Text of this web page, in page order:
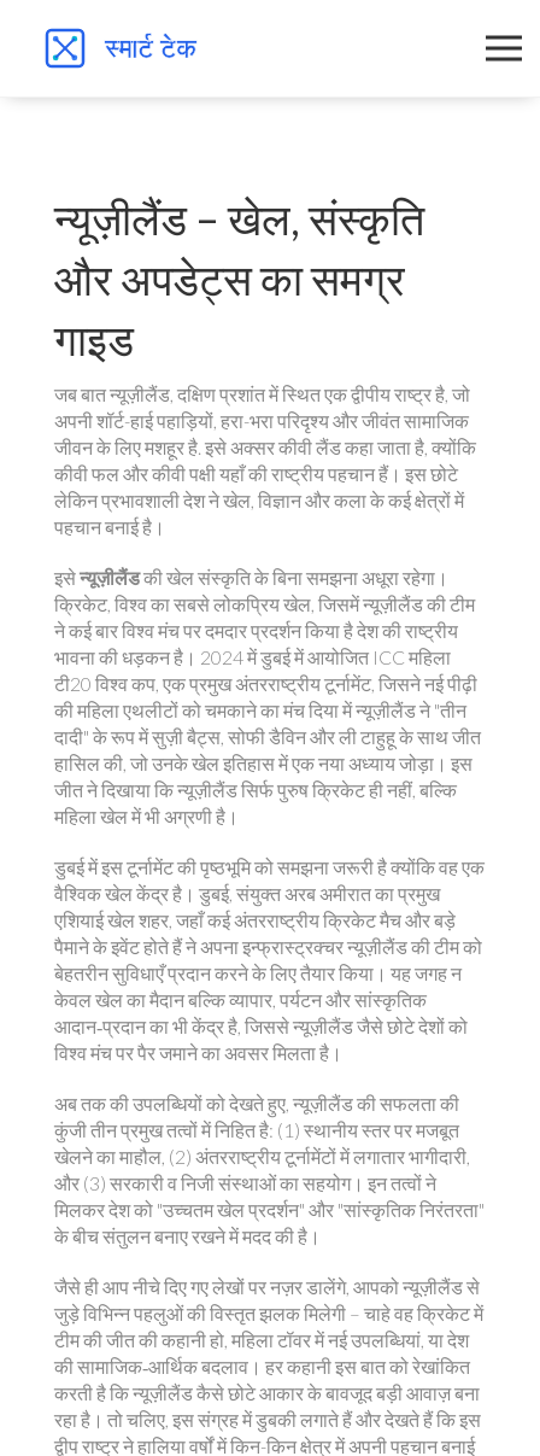
न्यूज़ीलैंड – खेल, संस्कृति
और अपडेट्स का समग्र
गाइड
जब बातन्यूज़ीलैंड, दक्षिण प्रशांत में स्थित एक द्वीपीय राष्ट्र है, जो
अपनी शॉर्ट-हाई पहाड़ियों, हरा-भरा परिदृश्य और जीवंत सामाजिक
जीवन के लिए मशहूर है. इसे अक्सरकीवी लैंडकहा जाता है, क्योंकि
कीवी फल और कीवी पक्षी यहाँ की राष्ट्रीय पहचान हैं। इस छोटे
लेकिन प्रभावशाली देश ने खेल, विज्ञान और कला के कई क्षेत्रों में
पहचान बनाई है।
इसेन्यूज़ीलैंडकी खेल संस्कृति के बिना समझना अधूरा रहेगा।
क्रिकेट, विश्व का सबसे लोकप्रिय खेल, जिसमें न्यूज़ीलैंड की टीम
ने कई बार विश्व मंच पर दमदार प्रदर्शन किया हैदेश की राष्ट्रीय
भावना की धड़कन है। 2024 में डुबई में आयोजित ICC महिला
टी20 विश्व कप, एक प्रमुख अंतरराष्ट्रीय टूर्नामेंट, जिसने नई पीढ़ी
की महिला एथलीटों को चमकाने का मंच दियामें न्यूज़ीलैंड ने "तीन
दादी" के रूप में सुज़ी बैट्स, सोफी डैविन और ली टाहुहू के साथ जीत
हासिल की, जो उनके खेल इतिहास में एक नया अध्याय जोड़ा। इस
जीत ने दिखाया कि न्यूज़ीलैंड सिर्फ पुरुष क्रिकेट ही नहीं, बल्कि
महिला खेल में भी अग्रणी है।
डुबई में इस टूर्नामेंट की पृष्ठभूमि को समझना जरूरी है क्योंकि वह एक
वैश्विक खेल केंद्र है। डुबई, संयुक्त अरब अमीरात का प्रमुख
एशियाई खेल शहर, जहाँ कई अंतरराष्ट्रीय क्रिकेट मैच और बड़े
पैमाने के इवेंट होते हैंने अपना इन्फ्रास्ट्रक्चर न्यूज़ीलैंड की टीम को
बेहतरीन सुविधाएँ प्रदान करने के लिए तैयार किया। यह जगह न
केवल खेल का मैदान बल्कि व्यापार, पर्यटन और सांस्कृतिक
आदान‑प्रदान का भी केंद्र है, जिससे न्यूज़ीलैंड जैसे छोटे देशों को
विश्व मंच पर पैर जमाने का अवसर मिलता है।
अब तक की उपलब्धियों को देखते हुए, न्यूज़ीलैंड की सफलता की
कुंजी तीन प्रमुख तत्वों में निहित है: (1) स्थानीय स्तर पर मजबूत
खेलने का माहौल, (2) अंतरराष्ट्रीय टूर्नामेंटों में लगातार भागीदारी,
और (3) सरकारी व निजी संस्थाओं का सहयोग। इन तत्वों ने
मिलकर देश को "उच्चतम खेल प्रदर्शन" और "सांस्कृतिक निरंतरता"
के बीच संतुलन बनाए रखने में मदद की है।
जैसे ही आप नीचे दिए गए लेखों पर नज़र डालेंगे, आपको न्यूज़ीलैंड से
जुड़े विभिन्न पहलुओं की विस्तृत झलक मिलेगी – चाहे वह क्रिकेट में
टीम की जीत की कहानी हो, महिला टॉवर में नई उपलब्धियां, या देश
की सामाजिक‑आर्थिक बदलाव। हर कहानी इस बात को रेखांकित
करती है कि न्यूज़ीलैंड कैसे छोटे आकार के बावजूद बड़ी आवाज़ बना
रहा है। तो चलिए, इस संग्रह में डुबकी लगाते हैं और देखते हैं कि इस
द्वीप राष्ट्र ने हालिया वर्षों में किन-किन क्षेत्र में अपनी पहचान बनाई